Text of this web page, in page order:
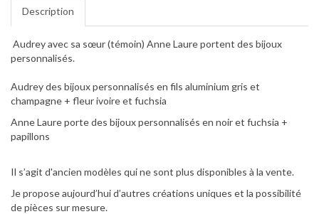
Description
Audrey avec sa sœur (témoin) Anne Laure portent des bijoux
personnalisés.
Audrey des bijoux personnalisés en fils aluminium gris et
champagne + fleur ivoire et fuchsia
Anne Laure porte des bijoux personnalisés en noir et fuchsia +
papillons
Il s’agit d'ancien modèles qui ne sont plus disponibles à la vente.
Je propose aujourd’hui d’autres créations uniques et la possibilité
de pièces sur mesure.